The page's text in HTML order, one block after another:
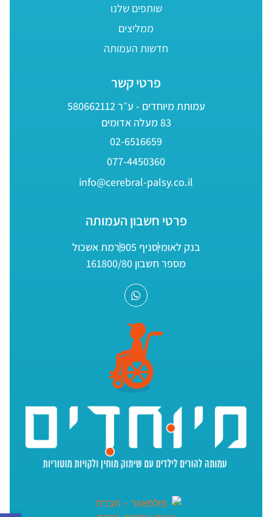
שותפים שלנו
ממליצים
חדשות העמותה
פרטי קשר
עמותת מיוחדים - ע״ר 580662112
83 מעלה אדומים
02-6516659
077-4450360
info@cerebral-palsy.co.il
פרטי חשבון העמותה
בנק לאומיסניף 905
רמת אשכול
מספר חשבון 161800/80